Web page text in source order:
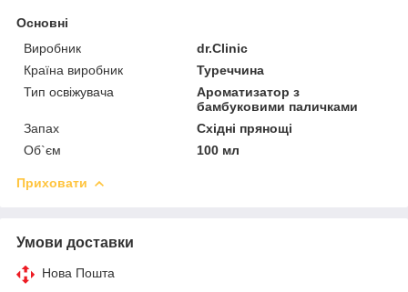
Основні
Виробник
dr.Clinic
Країна виробник
Туреччина
Тип освіжувача
Ароматизатор з
бамбуковими паличками
Запах
Східні прянощі
Об`єм
100 мл
Приховати
Умови доставки
Нова Пошта